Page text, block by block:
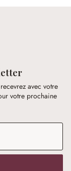
avec votre
votre prochaine